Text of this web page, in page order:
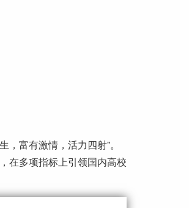
富有激情，活力四射”。
在多项指标上引领国内高校